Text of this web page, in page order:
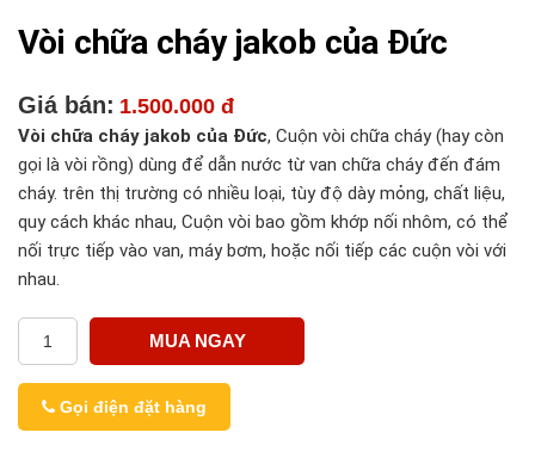
Vòi chữa cháy jakob của Đức
Giá bán: 1.500.000 đ
Vòi chữa cháy jakob của Đức, Cuộn vòi chữa cháy (hay còn
gọi là vòi rồng) dùng để dẫn nước từ van chữa cháy đến đám
cháy. trên thị trường có nhiều loại, tùy độ dày mỏng, chất liệu,
quy cách khác nhau, Cuộn vòi bao gồm khớp nối nhôm, có thể
nối trực tiếp vào van, máy bơm, hoặc nối tiếp các cuộn vòi với
nhau.
MUA NGAY
Gọi điện đặt hàng